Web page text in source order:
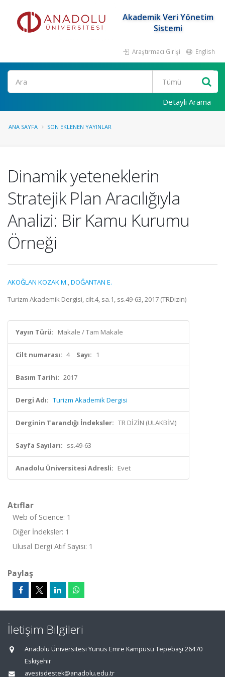
Akademik Veri Yönetim
Sistemi
Araştırmacı Girişi English
Ara
Detaylı Arama
ANA SAYFA SON EKLENEN YAYINLAR
Dinamik yeteneklerin
Stratejik Plan Aracılığıyla
Analizi: Bir Kamu Kurumu
Örneği
AKOĞLAN KOZAK M.,DOĞANTAN E.
Turizm Akademik Dergisi, cilt.4, sa.1, ss.49-63, 2017 (TRDizin)
Yayın Türü: Makale / Tam Makale
Cilt numarası: 4 Sayı: 1
Basım Tarihi: 2017
Dergi Adı: Turizm Akademik Dergisi
Derginin Tarandığı İndeksler: TR DİZİN (ULAKBİM)
Sayfa Sayıları: ss.49-63
Anadolu Üniversitesi Adresli: Evet
Atıflar
Web of Science: 1
Diğer İndeksler: 1
Ulusal Dergi Atıf Sayısı: 1
Paylaş
İletişim Bilgileri
Anadolu Üniversitesi Yunus Emre Kampüsü Tepebaşı 26470
Eskişehir
avesisdestek@anadolu.edu.tr